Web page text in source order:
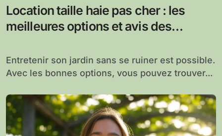
Location taille haie pas cher : les
meilleures options et avis des
entretenu
Entretenir son jardin sans se ruiner est possible.
Avec les bonnes options, vous pouvez trouver...